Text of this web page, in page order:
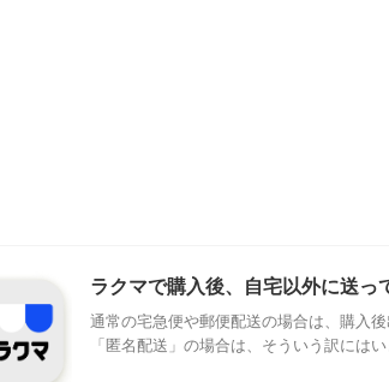
ラクマで購入後、自宅以外に送っ
通常の宅急便や郵便配送の場合は、購入
「匿名配送」の場合は、そういう訳には